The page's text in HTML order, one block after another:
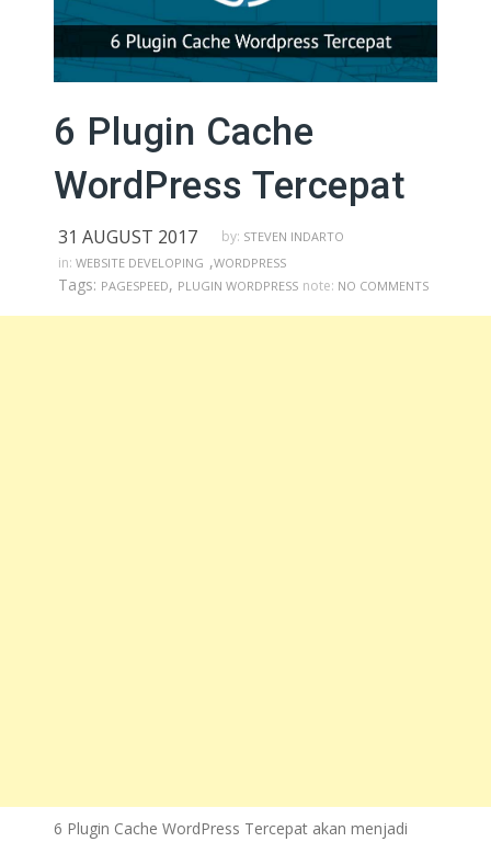
6 Plugin Cache
WordPress Tercepat
31 AUGUST 2017 by: STEVEN INDARTO
in: WEBSITE DEVELOPING ,WORDPRESS
Tags: PAGESPEED, PLUGIN WORDPRESS note: NO COMMENTS
6 Plugin Cache WordPress Tercepat akan menjadi